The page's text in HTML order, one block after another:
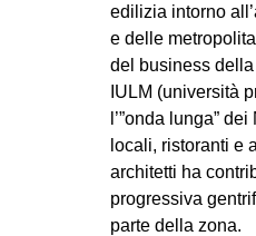
edilizia intorno
e delle
del business
IULM (università
l’”onda lunga”
locali, ristoranti e
architetti ha
progressiva
parte della zona.